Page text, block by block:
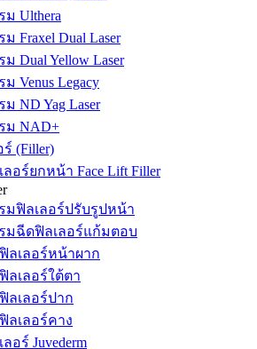
Ulthera
Fraxel Dual Laser
Dual Yellow Laser
Venus Legacy
ND Yag Laser
ม NAD+
(Filler)
อร์ยกหน้า Face Lift Filler
มฟิลเลอร์ปรับรูปหน้า
มฉีดฟิลเลอร์แก้มตอบ
ลเลอร์หน้าผาก
ลเลอร์ใต้ตา
ลเลอร์ปาก
ลเลอร์คาง
อร์ Juvederm